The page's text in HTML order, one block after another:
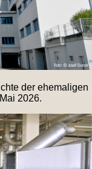
der ehemaligen
2026.